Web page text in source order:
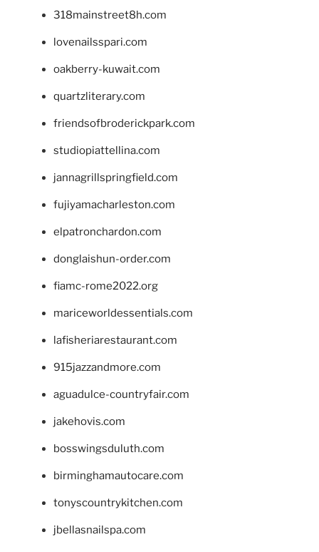
318mainstreet8h.com
lovenailsspari.com
oakberry-kuwait.com
quartzliterary.com
friendsofbroderickpark.com
studiopiattellina.com
jannagrillspringfield.com
fujiyamacharleston.com
elpatronchardon.com
donglaishun-order.com
fiamc-rome2022.org
mariceworldessentials.com
lafisheriarestaurant.com
915jazzandmore.com
aguadulce-countryfair.com
jakehovis.com
bosswingsduluth.com
birminghamautocare.com
tonyscountrykitchen.com
jbellasnailspa.com